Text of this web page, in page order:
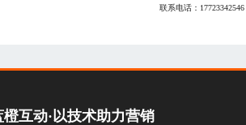
联系电话： 17723342546
橙互动·以技术助力营销